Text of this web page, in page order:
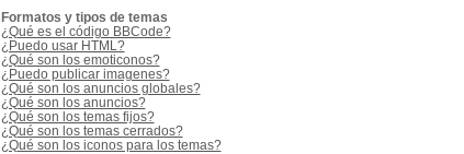
Formatos y tipos de temas
¿Qué es el código BBCode?
¿Puedo usar HTML?
¿Qué son los emoticonos?
¿Puedo publicar imagenes?
¿Qué son los anuncios globales?
¿Qué son los anuncios?
¿Qué son los temas fijos?
¿Qué son los temas cerrados?
¿Qué son los iconos para los temas?